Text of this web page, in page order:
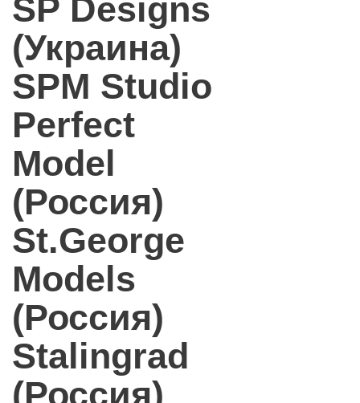
SP Designs
(Украина)
SPM Studio
Perfect
Model
(Россия)
St.George
Models
(Россия)
Stalingrad
(Россия)